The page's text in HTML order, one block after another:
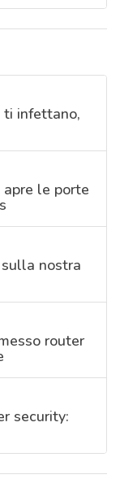
ti infettano,
le porte
nostra
router
security: